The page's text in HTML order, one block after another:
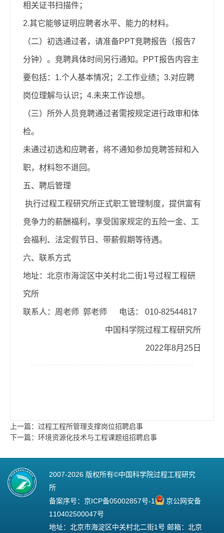
相关证书扫描件；
2.其它能够证明应聘者水平、能力的材料。
（二）初选通过者，请准备PPT竞聘报告（报告7
分钟）。竞聘具体时间另行通知。PPT报告内容主
要包括：1.个人基本情况；2.工作业绩；3.对应聘
岗位理解与认识；4.未来工作设想。
（三）所外人员竞聘通过者需按规定进行政审和体
检。
未通过初选和应聘者，将不通知参加竞聘答辩和入
职，材料恕不退回。
五、聘后管理
执行过程工程研究所正式职工管理制度，提供富有
竞争力的薪酬福利，享受国家规定的五险一金、工
会福利、法定假节日、带薪假期等待遇。
六、联系方式
地址：北京市海淀区中关村北二街1号过程工程研
究所
联系人：周老师 郭老师 电话： 010-82544817
中国科学院过程工程研究所
2022年8月 25 日
上一篇：过程工程所管理支撑岗位招聘启事
下一篇：环境资源化技术与工程课题组招聘启事
2007-2026 版权所有©中国科学院过程工程研究
所
备案序号： 京ICP备05002857号-1
京公网安备
110402500047号
地址：北京市海淀区中关村北二街1号 邮箱：北京